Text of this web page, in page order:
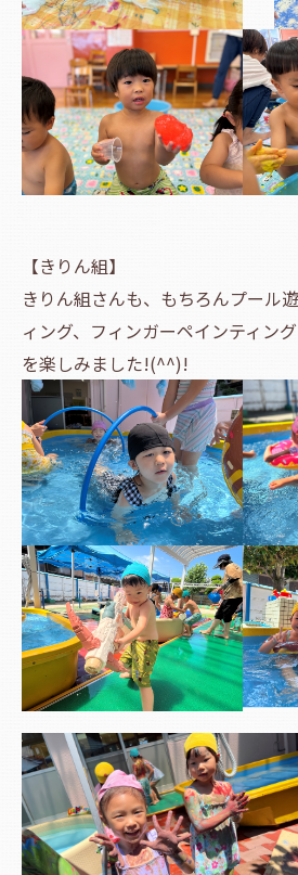
【きりん組】
きりん組さんも、もちろんプール
ィング、フィンガーペインティン
を楽しみました!(^^)!